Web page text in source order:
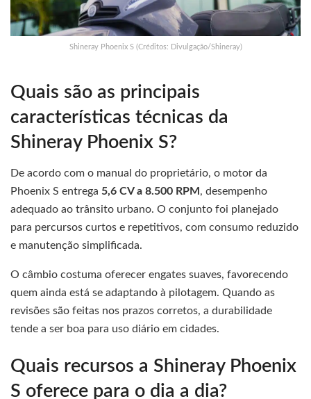
Shineray Phoenix S (Créditos: Divulgação/Shineray)
Quais são as principais
características técnicas da
Shineray Phoenix S?
De acordo com o manual do proprietário, o motor da
Phoenix S entrega 5,6 CV a 8.500 RPM , desempenho
adequado ao trânsito urbano. O conjunto foi planejado
para percursos curtos e repetitivos, com consumo reduzido
e manutenção simplificada.
O câmbio costuma oferecer engates suaves, favorecendo
quem ainda está se adaptando à pilotagem. Quando as
revisões são feitas nos prazos corretos, a durabilidade
tende a ser boa para uso diário em cidades.
Quais recursos a Shineray Phoenix
S oferece para o dia a dia?